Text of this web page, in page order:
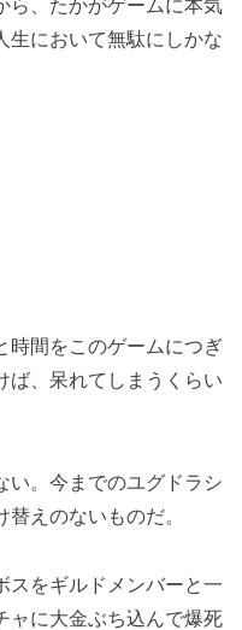
ら、たかがゲームに本気
生において無駄にしかな
間をこのゲームにつぎ
ば、呆れてしまうくらい
。今までのユグドラシ
えのないものだ。
をギルドメンバーと一
ャに大金ぶち込んで爆死